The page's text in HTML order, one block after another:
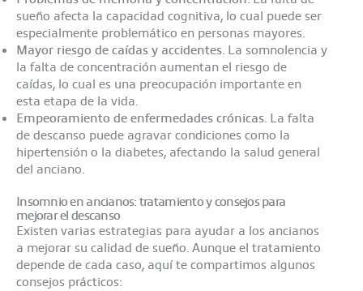
sueño afecta la capacidad cognitiva, lo cual puede ser
especialmente problemático en personas mayores.
Mayor riesgo de caídas y accidentes . La somnolencia y
la falta de concentración aumentan el riesgo de
caídas, lo cual es una preocupación importante en
esta etapa de la vida.
Empeoramiento de enfermedades crónicas . La falta
de descanso puede agravar condiciones como la
hipertensión o la diabetes, afectando la salud general
del anciano.
Insomnio en ancianos: tratamiento y consejos para
mejorar el descanso
Existen varias estrategias para ayudar a los ancianos
a mejorar su calidad de sueño. Aunque el tratamiento
depende de cada caso, aquí te compartimos algunos
consejos prácticos: